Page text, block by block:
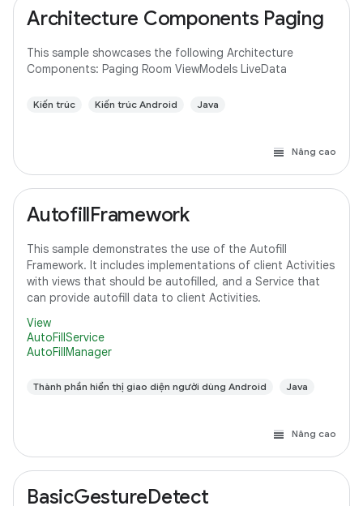
Architecture Components Paging
This sample showcases the following Architecture
Components: Paging Room ViewModels LiveData
Kiến trúc Kiến trúc Android Java
Nâng cao
AutofillFramework
This sample demonstrates the use of the Autofill
Framework. It includes implementations of client Activities
with views that should be autofilled, and a Service that
can provide autofill data to client Activities.
View
AutoFillService
AutoFillManager
Thành phần hiển thị giao diện người dùng Android Java
Nâng cao
BasicGestureDetect